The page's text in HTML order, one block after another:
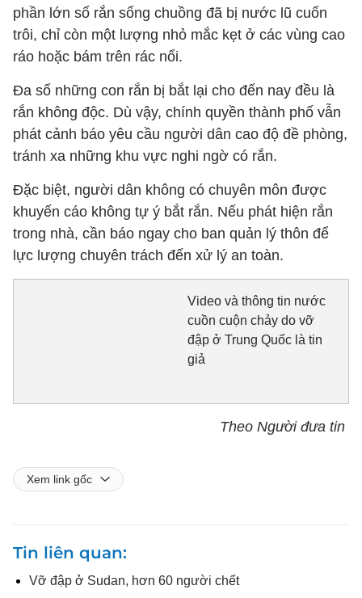
phần lớn số rắn sổng chuồng đã bị nước lũ cuốn
trôi, chỉ còn một lượng nhỏ mắc kẹt ở các vùng cao
ráo hoặc bám trên rác nổi.
Đa số những con rắn bị bắt lại cho đến nay đều là
rắn không độc. Dù vậy, chính quyền thành phố vẫn
phát cảnh báo yêu cầu người dân cao độ đề phòng,
tránh xa những khu vực nghi ngờ có rắn.
Đặc biệt, người dân không có chuyên môn được
khuyến cáo không tự ý bắt rắn. Nếu phát hiện rắn
trong nhà, cần báo ngay cho ban quản lý thôn để
lực lượng chuyên trách đến xử lý an toàn.
Video và thông tin nước
cuồn cuộn chảy do vỡ
đập ở Trung Quốc là tin
giả
Theo Người đưa tin
Xem link gốc
Tin liên quan
Vỡ đập ở Sudan, hơn 60 người chết